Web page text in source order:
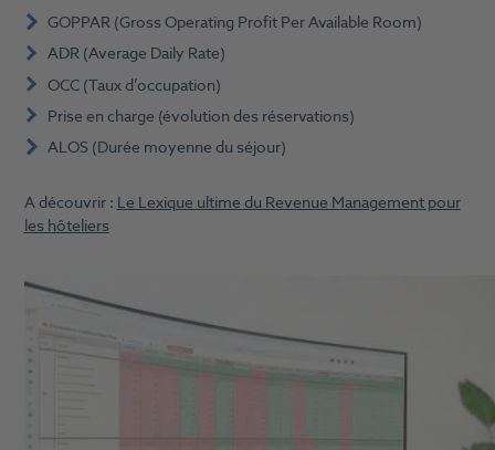
GOPPAR (Gross Operating Profit Per Available Room)
ADR (Average Daily Rate)
OCC (Taux d’occupation)
Prise en charge (évolution des réservations)
ALOS (Durée moyenne du séjour)
A découvrir : Le Lexique ultime du Revenue Management pour
les hôteliers